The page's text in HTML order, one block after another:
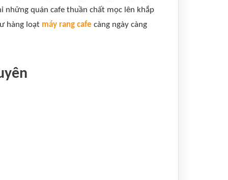
những quán cafe thuần chất mọc lên khắp
hàng loạt máy rang cafe càng ngày càng